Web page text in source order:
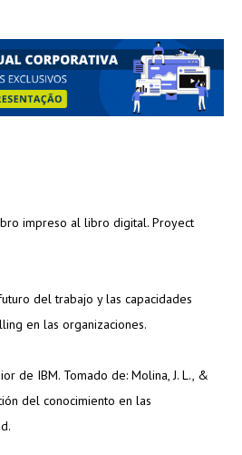
impreso al libro digital. Proyect
del trabajo y las capacidades
en las organizaciones.
de IBM. Tomado de: Molina, J. L., &
del conocimiento en las